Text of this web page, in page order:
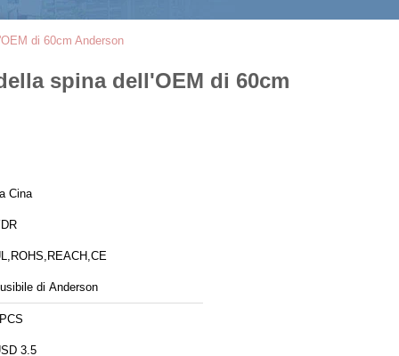
di 60cm Anderson
spina dell'OEM di 60cm
Cina
di Anderson
3.5